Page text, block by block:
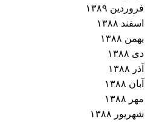
فروردین ۱۳۸۹
اسفند ۱۳۸۸
بهمن ۱۳۸۸
دی ۱۳۸۸
آذر ۱۳۸۸
آبان ۱۳۸۸
مهر ۱۳۸۸
شهریور ۱۳۸۸